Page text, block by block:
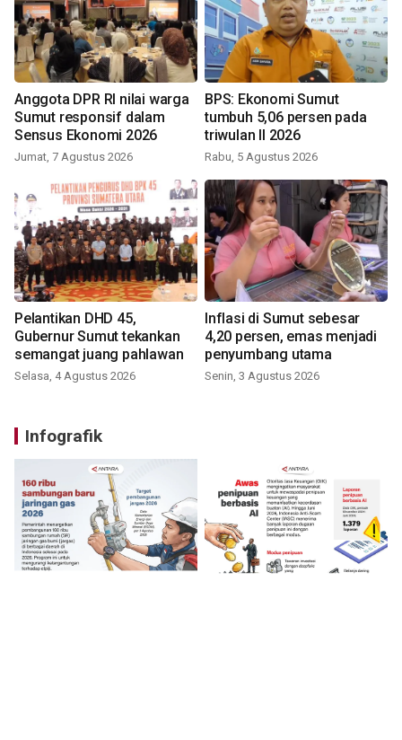
Anggota DPR RI nilai warga
Sumut responsif dalam
Sensus Ekonomi 2026
Jumat, 7 Agustus 2026
BPS: Ekonomi Sumut
tumbuh 5,06 persen pada
triwulan II 2026
Rabu, 5 Agustus 2026
Pelantikan DHD 45,
Gubernur Sumut tekankan
semangat juang pahlawan
Selasa, 4 Agustus 2026
Inflasi di Sumut sebesar
4,20 persen, emas menjadi
penyumbang utama
Senin, 3 Agustus 2026
Infografik